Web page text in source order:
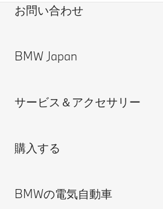
お問い合わせ
カスタマー・サポート＆お問い合わせ
見積依頼
ディーラー検索
BMW Japan
会社概要
BMW正規ディーラー採用情報
BMWのCSR活動
サービス＆アクセサリー
BMW Service
BMW純正アクセサリー
購入する
ご購入の前に
BMWの電気自動車